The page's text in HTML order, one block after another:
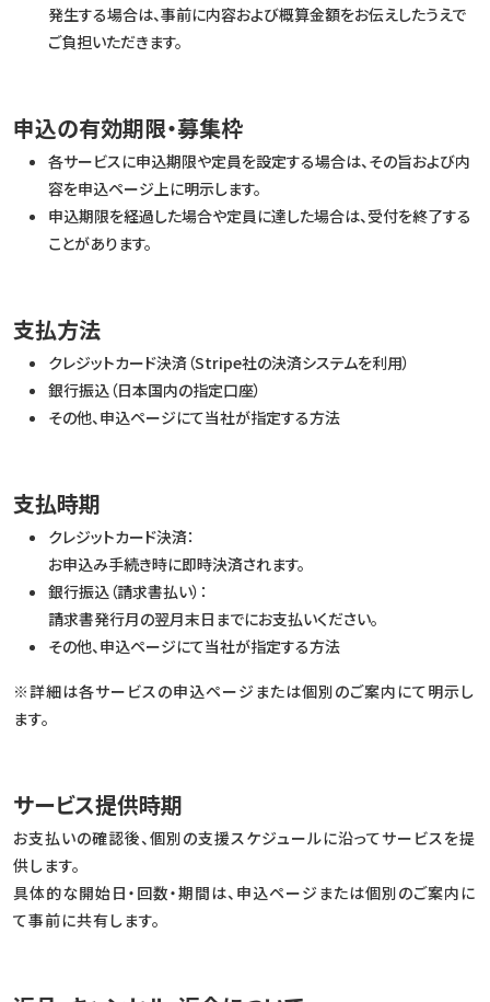
発生する場合は、事前に内容および概算金額をお伝えしたうえで
ご負担いただきます。
申込の有効期限・募集枠
各サービスに申込期限や定員を設定する場合は、その旨および内
容を申込ページ上に明示します。
申込期限を経過した場合や定員に達した場合は、受付を終了する
ことがあります。
支払方法
クレジットカード決済（Stripe社の決済システムを利用）
銀行振込（日本国内の指定口座）
その他、申込ページにて当社が指定する方法
支払時期
クレジットカード決済：
お申込み手続き時に即時決済されます。
銀行振込（請求書払い）：
請求書発行月の翌月末日までにお支払いください。
その他、申込ページにて当社が指定する方法
※詳細は各サービスの申込ページまたは個別のご案内にて明示し
ます。
サービス提供時期
お支払いの確認後、個別の支援スケジュールに沿ってサービスを提
供します。
具体的な開始日・回数・期間は、申込ページまたは個別のご案内に
て事前に共有します。